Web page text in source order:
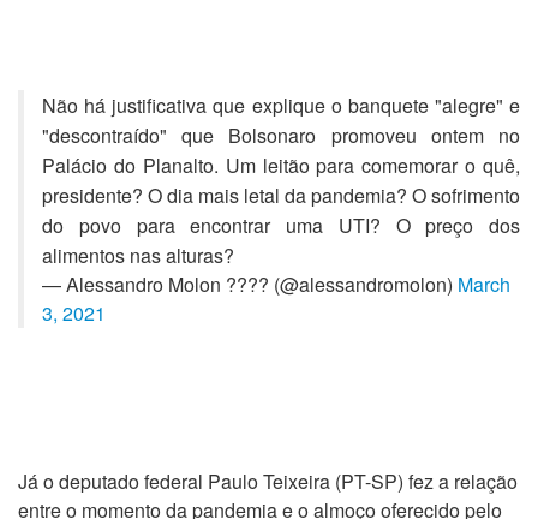
Não há justificativa que explique o banquete "alegre" e
"descontraído" que Bolsonaro promoveu ontem no
Palácio do Planalto. Um leitão para comemorar o quê,
presidente? O dia mais letal da pandemia? O sofrimento
do povo para encontrar uma UTI? O preço dos
alimentos nas alturas?
— Alessandro Molon ???? (@alessandromolon) March
3, 2021
Já o deputado federal Paulo Teixeira (PT-SP) fez a relação
entre o momento da pandemia e o almoço oferecido pelo